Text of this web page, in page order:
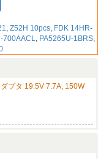
, Z52H 10pcs, FDK 14HR-
700AACL, PA5265U-1BRS,
プタ 19.5V 7.7A, 150W